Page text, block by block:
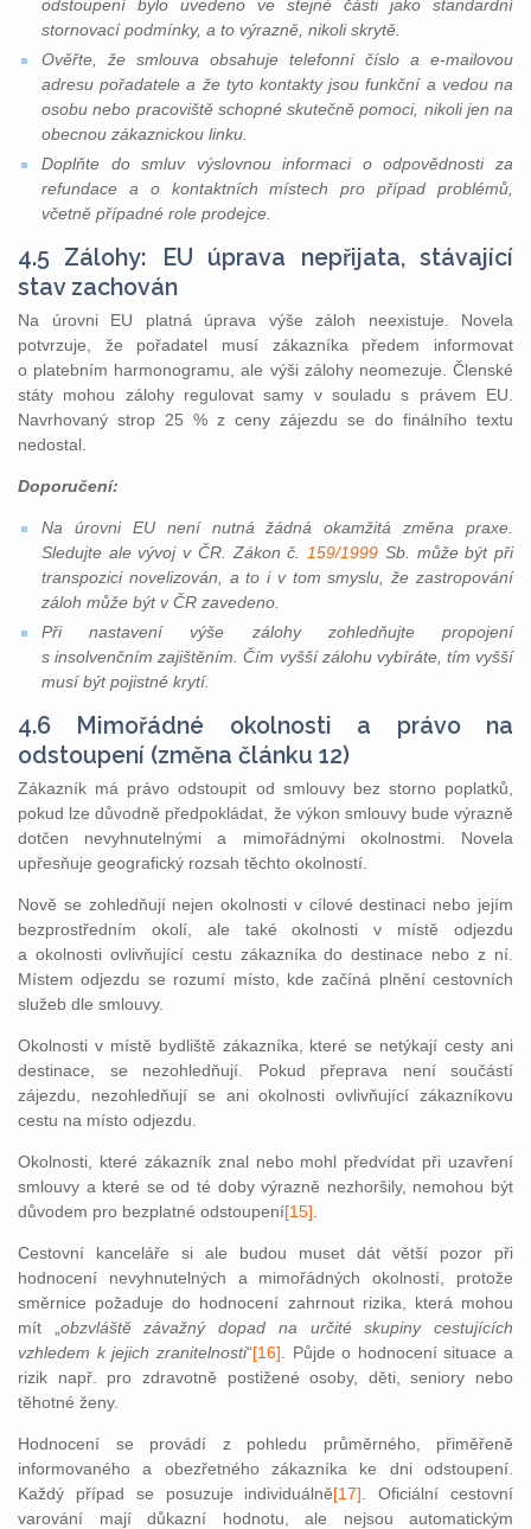
odstoupení bylo uvedeno ve stejné části jako standardní
stornovací podmínky, a to výrazně, nikoli skrytě.
Ověřte, že smlouva obsahuje telefonní číslo a e-mailovou
adresu pořadatele a že tyto kontakty jsou funkční a vedou na
osobu nebo pracoviště schopné skutečně pomoci, nikoli jen na
obecnou zákaznickou linku.
Doplňte do smluv výslovnou informaci o odpovědnosti za
refundace a o kontaktních místech pro případ problémů,
včetně případné role prodejce.
4.5 Zálohy: EU úprava nepřijata, stávající
stav zachován
Na úrovni EU platná úprava výše záloh neexistuje. Novela
potvrzuje, že pořadatel musí zákazníka předem informovat
o platebním harmonogramu, ale výši zálohy neomezuje. Členské
státy mohou zálohy regulovat samy v souladu s právem EU.
Navrhovaný strop 25 % z ceny zájezdu se do finálního textu
nedostal.
Doporučení:
Na úrovni EU není nutná žádná okamžitá změna praxe.
Sledujte ale vývoj v ČR. Zákon č.
159/1999 Sb. může být při
transpozici novelizován, a to i v tom smyslu, že zastropování
záloh může být v ČR zavedeno.
Při nastavení výše zálohy zohledňujte propojení
s insolvenčním zajištěním. Čím vyšší zálohu vybíráte, tím vyšší
musí být pojistné krytí.
4.6 Mimořádné okolnosti a právo na
odstoupení (změna článku 12)
Zákazník má právo odstoupit od smlouvy bez storno poplatků,
pokud lze důvodně předpokládat, že výkon smlouvy bude výrazně
dotčen nevyhnutelnými a mimořádnými okolnostmi. Novela
upřesňuje geografický rozsah těchto okolností.
Nově se zohledňují nejen okolnosti v cílové destinaci nebo jejím
bezprostředním okolí, ale také okolnosti v místě odjezdu
a okolnosti ovlivňující cestu zákazníka do destinace nebo z ní.
Místem odjezdu se rozumí místo, kde začíná plnění cestovních
služeb dle smlouvy.
Okolnosti v místě bydliště zákazníka, které se netýkají cesty ani
destinace, se nezohledňují. Pokud přeprava není součástí
zájezdu, nezohledňují se ani okolnosti ovlivňující zákazníkovu
cestu na místo odjezdu.
Okolnosti, které zákazník znal nebo mohl předvídat při uzavření
smlouvy a které se od té doby výrazně nezhoršily, nemohou být
důvodem pro bezplatné odstoupení[15]
Cestovní kanceláře si ale budou muset dát větší pozor při
hodnocení nevyhnutelných a mimořádných okolností, protože
směrnice požaduje do hodnocení zahrnout rizika, která mohou
mít „ obzvláště závažný dopad na určité skupiny cestujících
vzhledem k jejich zranitelnosti“[16] . Půjde o hodnocení situace a
rizik např. pro zdravotně postižené osoby, děti, seniory nebo
těhotné ženy.
Hodnocení se provádí z pohledu průměrného, přiměřeně
informovaného a obezřetného zákazníka ke dni odstoupení.
Každý případ se posuzuje individuálně[17] . Oficiální cestovní
varování mají důkazní hodnotu, ale nejsou automatickým